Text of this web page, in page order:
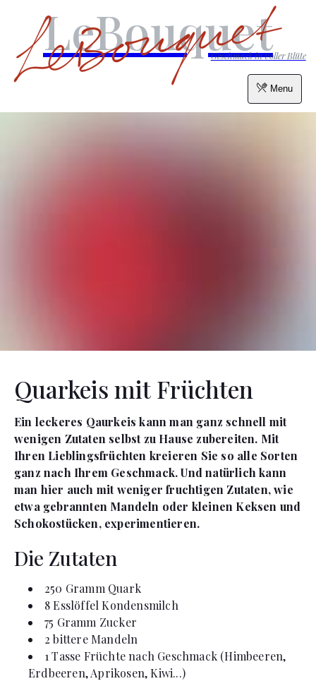
Menu
LeBouquet
Geschmack in voller Blüte
Quarkeis mit Früchten
Ein leckeres Qaurkeis kann man ganz schnell mit
wenigen Zutaten selbst zu Hause zubereiten. Mit
Ihren Lieblingsfrüchten kreieren Sie so alle Sorten
ganz nach Ihrem Geschmack. Und natürlich kann
man hier auch mit weniger fruchtigen Zutaten, wie
etwa gebrannten Mandeln oder kleinen Keksen und
Schokostücken, experimentieren.
Die Zutaten
250 Gramm Quark
8 Esslöffel Kondensmilch
75 Gramm Zucker
2 bittere Mandeln
1 Tasse Früchte nach Geschmack (Himbeeren,
Erdbeeren, Aprikosen, Kiwi...)